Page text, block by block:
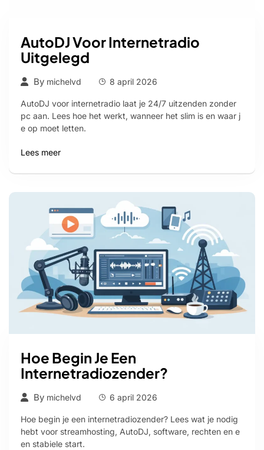
AutoDJ Voor Internetradio
Uitgelegd
By michelvd 8 april 2026
AutoDJ voor internetradio laat je 24/7 uitzenden zonder
pc aan. Lees hoe het werkt, wanneer het slim is en waar j
e op moet letten.
Lees meer
Hoe Begin Je Een
Internetradiozender?
By michelvd 6 april 2026
Hoe begin je een internetradiozender? Lees wat je nodig
hebt voor streamhosting, AutoDJ, software, rechten en e
en stabiele start.